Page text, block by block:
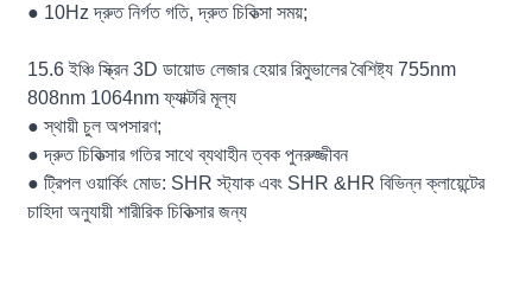
● 10Hz দ্রুত নির্গত গতি, দ্রুত চিকিত্সা সময়;
15.6 ইঞ্চি স্ক্রিন 3D ডায়োড লেজার হেয়ার রিমুভালের বৈশিষ্ট্য 755nm
808nm 1064nm ফ্যাক্টরি মূল্য
● স্থায়ী চুল অপসারণ;
● দ্রুত চিকিত্সার গতির সাথে ব্যথাহীন ত্বক পুনরুজ্জীবন
● ট্রিপল ওয়ার্কিং মোড: SHR স্ট্যাক এবং SHR &HR বিভিন্ন ক্লায়েন্টের
চাহিদা অনুযায়ী শারীরিক চিকিত্সার জন্য